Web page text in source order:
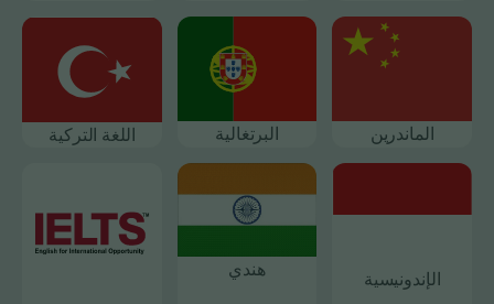
الماندرين البرتغالية اللغة التركية
الإندونيسية هندي